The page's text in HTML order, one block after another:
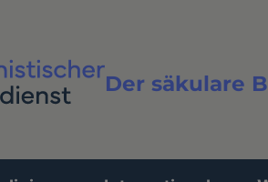
Der säkulare